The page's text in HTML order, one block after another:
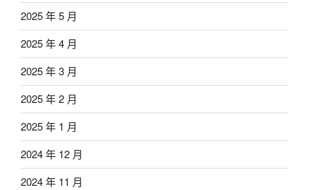
2025 年 5 月
2025 年 4 月
2025 年 3 月
2025 年 2 月
2025 年 1 月
2024 年 12 月
2024 年 11 月